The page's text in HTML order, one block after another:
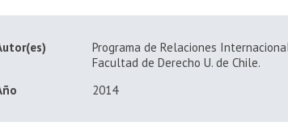
Programa de Relaciones
Facultad de Derecho U. de Chile.
2014